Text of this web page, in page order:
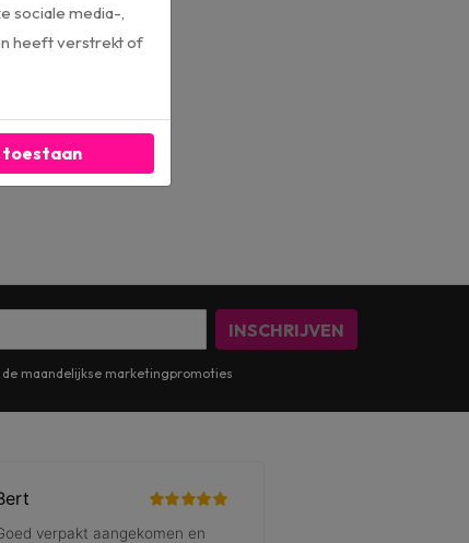
INSCHRIJVEN
maandelijkse marketingpromoties
sociale media-,
heeft verstrekt of
toestaan